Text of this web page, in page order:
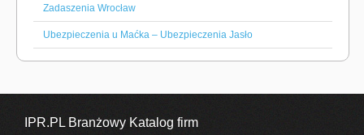
Zadaszenia Wrocław
Ubezpieczenia u Maćka – Ubezpieczenia Jasło
IPR.PL Branżowy Katalog firm